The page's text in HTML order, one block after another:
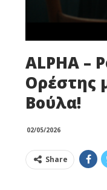
ALPHA –
Ορέστης
Βούλα!
02/05/2026
Share